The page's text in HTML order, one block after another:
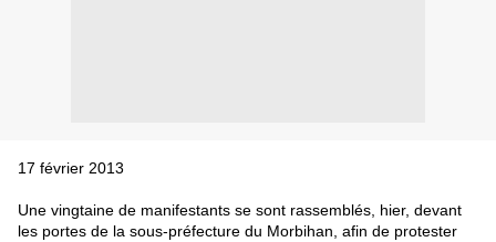
17 février 2013
Une vingtaine de manifestants se sont rassemblés, hier, devant
les portes de la sous-préfecture du Morbihan, afin de protester